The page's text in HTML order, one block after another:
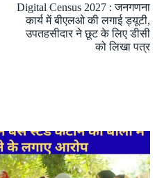
Digital Census 2027 : जनगणना
कार्य में बीएलओ की लगाई ड्यूटी,
उपतहसीदार ने छूट के लिए डीसी
को लिखा पत्र